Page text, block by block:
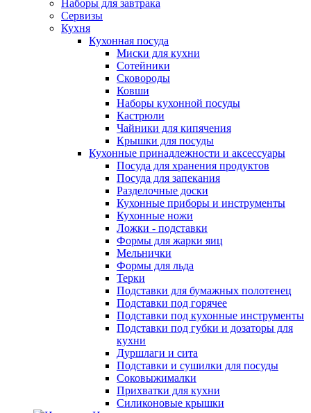
Наборы для завтрака
Сервизы
Кухня
Кухонная посуда
Миски для кухни
Сотейники
Сковороды
Ковши
Наборы кухонной посуды
Кастрюли
Чайники для кипячения
Крышки для посуды
Кухонные принадлежности и аксессуары
Посуда для хранения продуктов
Посуда для запекания
Разделочные доски
Кухонные приборы и инструменты
Кухонные ножи
Ложки - подставки
Формы для жарки яиц
Мельнички
Формы для льда
Терки
Подставки для бумажных полотенец
Подставки под горячее
Подставки под кухонные инструменты
Подставки под губки и дозаторы для
кухни
Дуршлаги и сита
Подставки и сушилки для посуды
Соковыжималки
Прихватки для кухни
Силиконовые крышки